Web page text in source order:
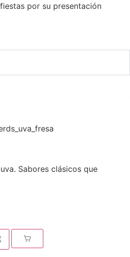
por su presentación
Sabores clásicos que